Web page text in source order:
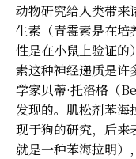
动物研究给人类带来
生素（青霉素是在培
性是在小鼠上验证的
素这种神经递质是许
学家贝蒂·托洛格（
发现的。肌松剂苯
现于狗的研究，后来
就是一种苯海拉明）